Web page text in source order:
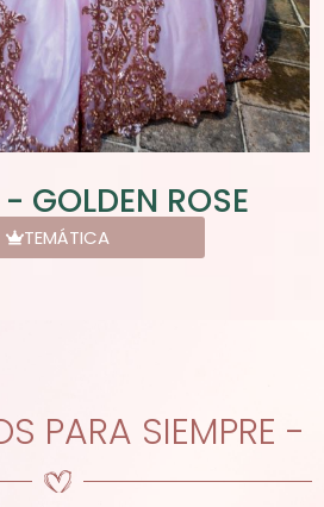
GOLDEN ROSE
TEMÁTICA
PARA SIEMPRE -